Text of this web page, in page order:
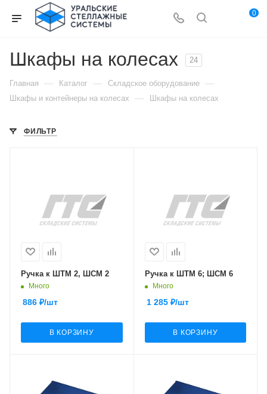
0
Шкафы на колесах 24
Главная — Каталог — Складское оборудование —
Шкафы и контейнеры на колесах — Шкафы на колесах
ФИЛЬТР
Ручка к ШТМ 2, ШСМ 2
Много
886 ₽/шт
В КОРЗИНУ
Ручка к ШТМ 6; ШСМ 6
Много
1 285₽/шт
В КОРЗИНУ